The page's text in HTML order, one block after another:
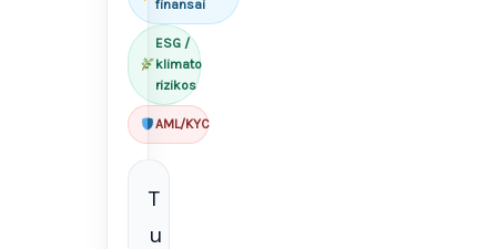
finansai
ESG /
klimato
rizikos
AML/KYC
T
u